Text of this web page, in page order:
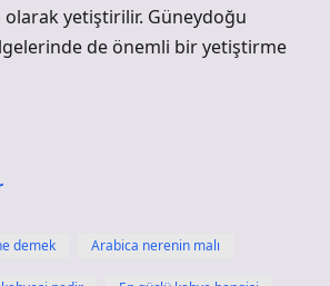
olarak yetiştirilir. Güneydoğu
de önemli bir yetiştirme
demek Arabica nerenin malı